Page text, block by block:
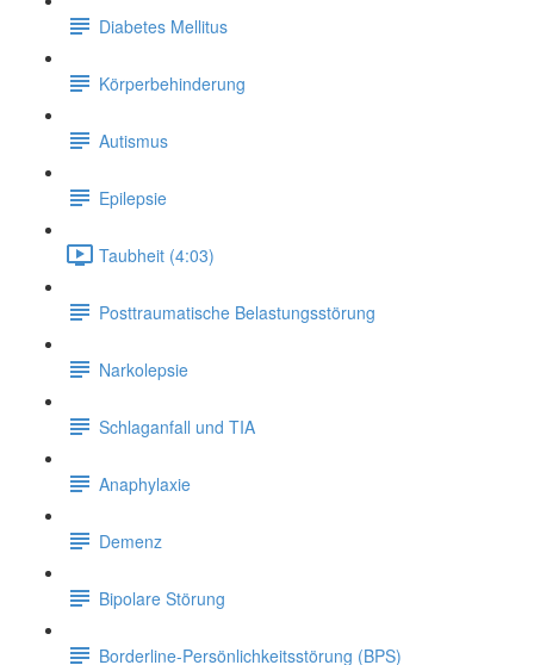
Diabetes Mellitus
Körperbehinderung
Autismus
Epilepsie
Taubheit (4:03)
Posttraumatische Belastungsstörung
Narkolepsie
Schlaganfall und TIA
Anaphylaxie
Demenz
Bipolare Störung
Borderline-Persönlichkeitsstörung (BPS)